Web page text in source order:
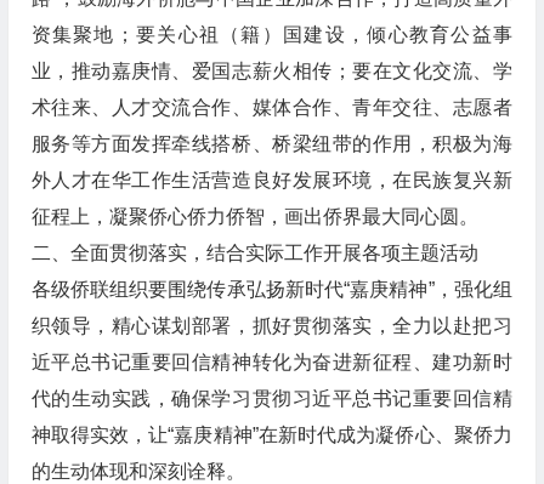
资集聚地；要关心祖（籍）国建设，倾心教育公益事
业，推动嘉庚情、爱国志薪火相传；要在文化交流、学
术往来、人才交流合作、媒体合作、青年交往、志愿者
服务等方面发挥牵线搭桥、桥梁纽带的作用，积极为海
外人才在华工作生活营造良好发展环境，在民族复兴新
征程上，凝聚侨心侨力侨智，画出侨界最大同心圆。
二、全面贯彻落实，结合实际工作开展各项主题活动
各级侨联组织要围绕传承弘扬新时代“嘉庚精神”，强化组
织领导，精心谋划部署，抓好贯彻落实，全力以赴把习
近平总书记重要回信精神转化为奋进新征程、建功新时
代的生动实践，确保学习贯彻习近平总书记重要回信精
神取得实效，让“嘉庚精神”在新时代成为凝侨心、聚侨力
的生动体现和深刻诠释。